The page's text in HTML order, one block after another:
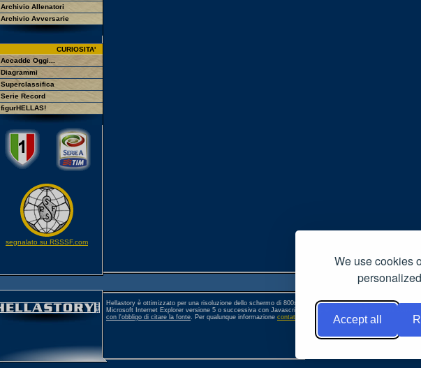
We use cookies
Accept all
Archivio Allenatori
Archivio Avversarie
CURIOSITA'
Accadde Oggi...
Diagrammi
Superclassifica
Serie Record
figurHELLAS!
segnalato su RSSSF.com
Hellastory è ottimizzato per una risoluzione dello schermo di 800x600 pixel. Per una corretta visione si
Microsoft Internet Explorer versione 5 o successiva con Javascript, Popup e Cookies abilitati. Ogni
con l'obbligo di citare la fonte. Per qualunque informazione contattateci